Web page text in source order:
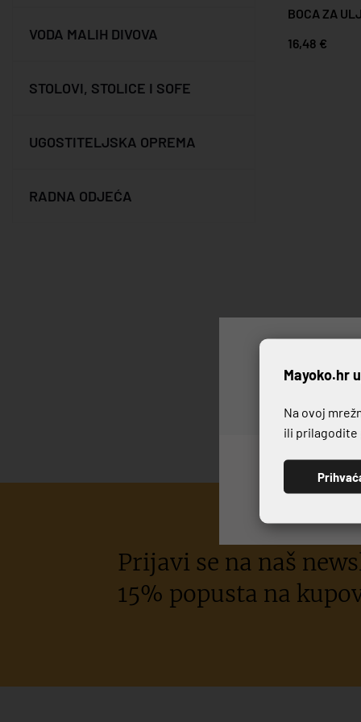
VODA MALIH DIVOVA
STOLOVI, STOLICE I SOFE
UGOSTITELJSKA OPREMA
RADNA ODJEĆA
BOCA ZA
16,48 €
Prijavi se na naš
15% popusta na
Mayoko.hr
Na ovoj
ili prilagodite